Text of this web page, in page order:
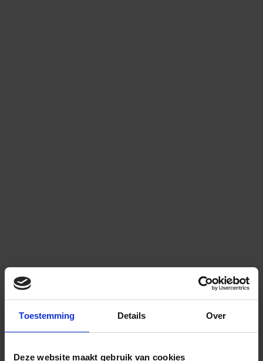
Toestemming Details Over
Deze website maakt gebruik van cookies